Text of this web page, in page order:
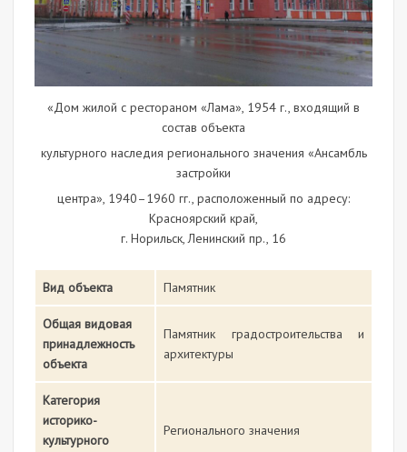
«Дом жилой с рестораном «Лама», 1954 г., входящий в
состав объекта
культурного наследия регионального значения «Ансамбль
застройки
центра», 1940–1960 гг., расположенный по адресу:
Красноярский край,
г. Норильск, Ленинский пр., 16
Вид объекта Памятник
Общая видовая
принадлежность
объекта
Памятник градостроительства и
архитектуры
Категория
историко-
культурного
Регионального значения